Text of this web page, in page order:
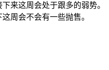
来这周会处于跟多的弱势。
周会不会有一些抛售。